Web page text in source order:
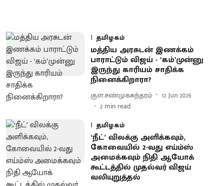
தமிழகம்
மத்திய அரசுடன் இணக்கம்
பாராட்டும் விஜய் - ‘கம்​’முன்னு
இருந்து காரியம் சாதிக்க
நினைக்கிறாரா?
குள.சண்முகசுந்தரம்
12 Jun 2026
2 min read
தமிழகம்
‘நீட்’ விலக்கு அளிக்கவும்,
கோவையில் 2-வது எய்ம்ஸ்
அமைக்கவும் நிதி ஆயோக்
கூட்டத்தில் முதல்வர் விஜய்
வலியுறுத்தல்